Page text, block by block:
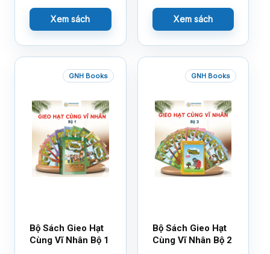
Xem sách Xem sách
GNH Books
Bộ Sách Gieo Hạt
Cùng Vĩ Nhân Bộ 1
GNH Books
Bộ Sách Gieo Hạt
Cùng Vĩ Nhân Bộ 2